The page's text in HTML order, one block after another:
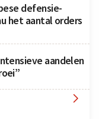
defensie-
het aantal orders
aandelen
